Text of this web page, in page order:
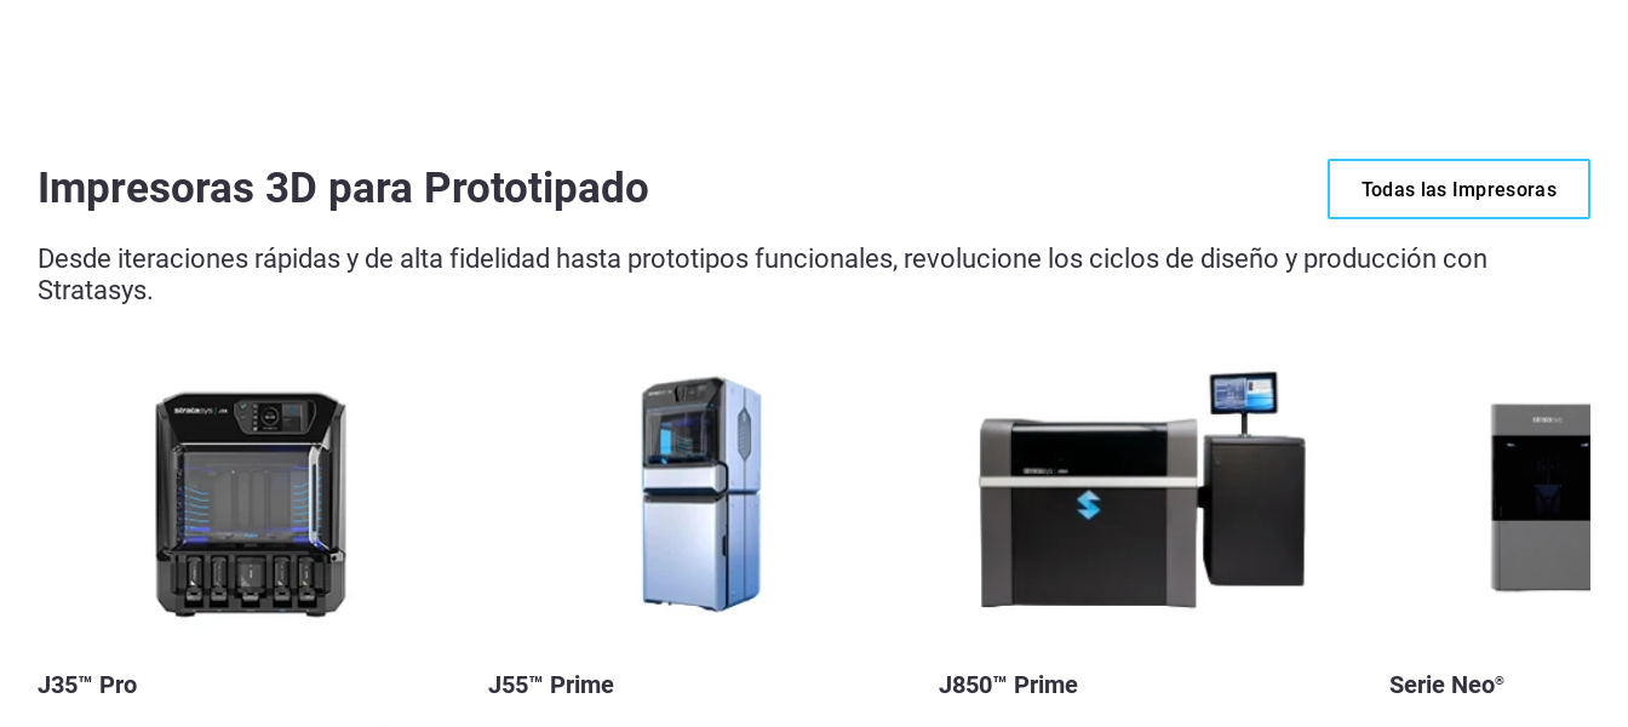
Impresoras 3D para Prototipado Todas las Impresoras
Desde iteraciones rápidas y de alta fidelidad hasta prototipos funcionales, revolucione los ciclos de diseño y producción con
Stratasys.
J35™ Pro J55™ Prime J850™ Prime Serie Neo®